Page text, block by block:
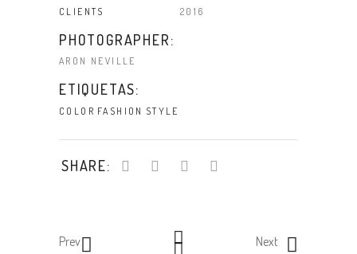
CLIENTS 2016
PHOTOGRAPHER:
ARON NEVILLE
ETIQUETAS:
COLOR FASHION STYLE
SHARE:
Prev Next